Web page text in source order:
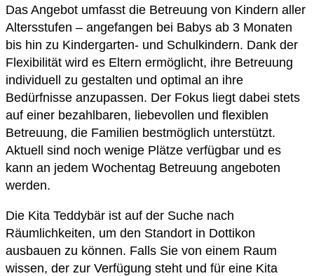
Das Angebot umfasst die Betreuung von Kindern aller
Altersstufen – angefangen bei Babys ab 3 Monaten
bis hin zu Kindergarten- und Schulkindern. Dank der
Flexibilität wird es Eltern ermöglicht, ihre Betreuung
individuell zu gestalten und optimal an ihre
Bedürfnisse anzupassen. Der Fokus liegt dabei stets
auf einer bezahlbaren, liebevollen und flexiblen
Betreuung, die Familien bestmöglich unterstützt.
Aktuell sind noch wenige Plätze verfügbar und es
kann an jedem Wochentag Betreuung angeboten
werden.
Die Kita Teddybär ist auf der Suche nach
Räumlichkeiten, um den Standort in Dottikon
ausbauen zu können. Falls Sie von einem Raum
wissen, der zur Verfügung steht und für eine Kita